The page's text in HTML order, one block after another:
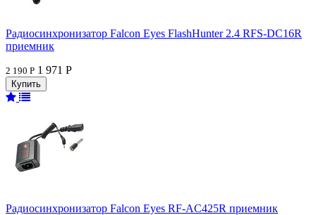
Радиосинхронизатор Falcon Eyes FlashHunter 2.4 RFS-DC16R
приемник
2 190 Р 1 971 Р
Радиосинхронизатор Falcon Eyes RF-AC425R приемник